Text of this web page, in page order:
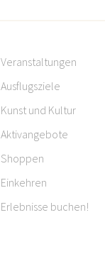
Veranstaltungen
Ausflugsziele
Kunst und Kultur
Aktivangebote
Shoppen
Einkehren
Erlebnisse buchen!